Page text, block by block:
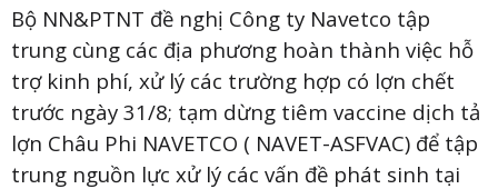
Bộ NN&PTNT đề nghị Công ty Navetco tập
trung cùng các địa phương hoàn thành việc hỗ
trợ kinh phí, xử lý các trường hợp có lợn chết
trước ngày 31/8; tạm dừng tiêm vaccine dịch tả
lợn Châu Phi NAVETCO ( NAVET-ASFVAC) để tập
trung nguồn lực xử lý các vấn đề phát sinh tại